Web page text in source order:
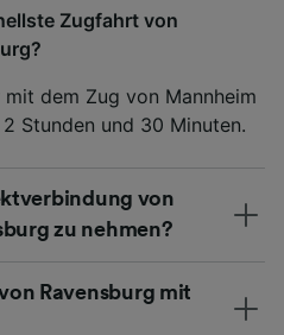
Zugfahrt von
dem Zug von Mannheim
Stunden und 30 Minuten.
von
zu nehmen?
Ravensburg mit